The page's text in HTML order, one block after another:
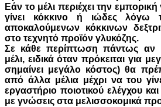
Εάν το μέλι περιέχει την
γίνει κόκκινο ή ιώδες λόγω
αποκαλούμενων κόκκινων
στο τεχνητό προϊόν γλυκόζης.
Σε κάθε περίπτωση πάντως αν
μέλι, ειδικά όταν πρόκειται για
σημαίνει μεγάλο κόστος) θα
από άλλα μέλια μέχρι να του
εργαστήριο ποιοτικού ελέγχου
με γνώσεις στα μελισσοκομικά